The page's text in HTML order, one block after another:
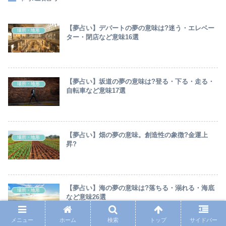
場所・地形
【夢占い】デパートの夢の意味は?迷う・エレベー
ター・閉店など意味16選
場所・地形
【夢占い】坂道の夢の意味は?登る・下る・走る・
自転車など意味17選
場所・地形
【夢占い】畑の夢の意味。創造性の象徴?金運上
昇?
場所・地形
【夢占い】海の夢の意味は?落ちる・溺れる・海底
など意味26選
メニュー ホーム 検索 トップ サイドバー